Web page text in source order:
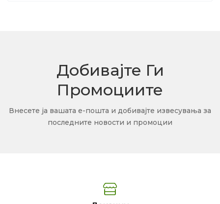
Добивајте Ги
Промоциите
Внесете ја вашата е-пошта и добивајте извесувања за
последните новости и промоции